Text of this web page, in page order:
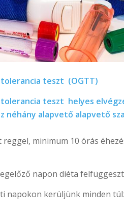
teszt (OGTT)
teszt helyes
néhány alapvető alapvető
reggel, minimum 10 órás
napon diéta
napokon kerüljünk minden